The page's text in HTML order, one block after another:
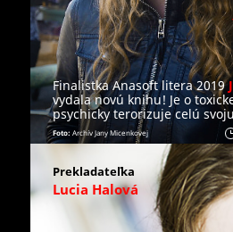
Finalistka Anasoft litera 2019
vydala novú knihu! Je o
psychicky terorizuje celú
Foto: Archív Jany Micenkovej
Prekladateľka
Lucia Halová